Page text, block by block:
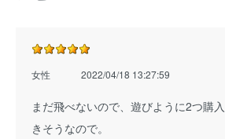
女性 2022/04/18 13:27:59
まだ飛べないので、遊びように2つ購
きそうなので。